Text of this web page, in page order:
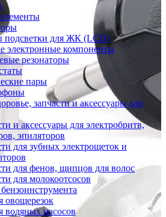
подсветки для ЖК (LCD)
электронные компоненты
резонаторы
пары
запчасти и аксессуары для
и аксессуары для электробритв,
эпиляторов
для зубных электрощеток и
для фенов, щипцов для волос
для молокоотсосов
овощерезок
водяных насосов